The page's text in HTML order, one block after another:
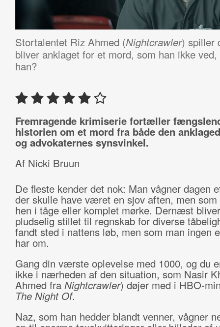
Stortalentet Riz Ahmed (Nightcrawler) spiller
bliver anklaget for et mord, som han ikke
han?
Fremragende krimiserie fortæller
historien om et mord fra både den
og advokaternes synsvinkel.
Af Nicki Bruun
De fleste kender det nok: Man vågner dagen
der skulle have været en sjov aften, men som
hen i tåge eller komplet mørke. Dernæst
pludselig stillet til regnskab for diverse
fandt sted i nattens løb, men som man ingen
har om.
Gang din værste oplevelse med 1000, og du
ikke i nærheden af den situation, som Nasir
Ahmed fra Nightcrawler) døjer med i HBO-
The Night Of.
Naz, som han hedder blandt venner, vågner